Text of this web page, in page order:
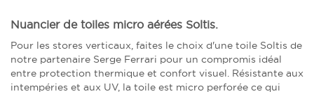
Nuancier de toiles micro aérées Soltis.
Pour les stores verticaux, faites le choix d'une toile Soltis de
notre partenaire Serge Ferrari pour un compromis idéal
entre protection thermique et confort visuel. Résistante aux
intempéries et aux UV, la toile est micro perforée ce qui